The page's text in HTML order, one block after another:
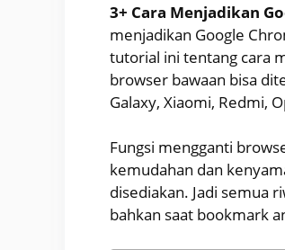
3+ Cara Menjadikan
menjadikan Google
tutorial ini tentang cara
browser bawaan bisa
Galaxy, Xiaomi, Redmi,
Fungsi mengganti
kemudahan dan
disediakan. Jadi semua
bahkan saat bookmark